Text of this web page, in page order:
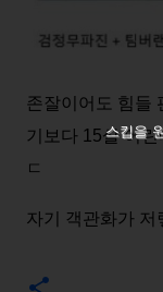
존잘이어도 힘들
기보다 15살 어
ㄷ
자기 객관화가 저
스킵을